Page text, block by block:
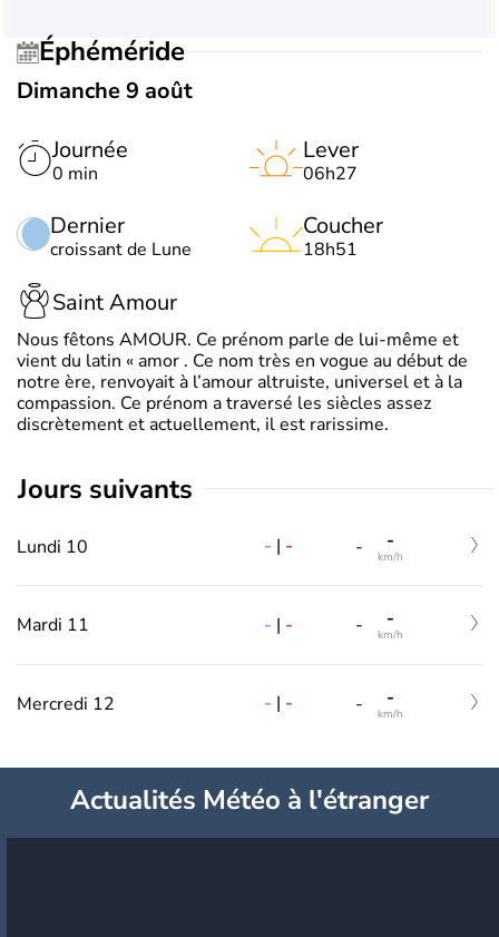
Éphéméride
Dimanche 9 août
Journée
0 min
Dernier
croissant de Lune
Lever
06h27
Coucher
18h51
Saint Amour
Nous fêtons AMOUR. Ce prénom parle de lui-même et
vient du latin « amor . Ce nom très en vogue au début de
notre ère, renvoyait à l’amour altruiste, universel et à la
compassion. Ce prénom a traversé les siècles assez
discrètement et actuellement, il est rarissime.
jours suivants
Lundi 10 - | - - -
km/h
Mardi 11 - | - - -
km/h
Mercredi 12 - | - - -
km/h
Actualités Météo à l'étranger